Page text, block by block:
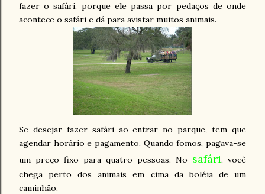
fazer o safári, porque ele passa por pedaços de onde
acontece o safári e dá para avistar muitos animais.
Se desejar fazer safári ao entrar no parque, tem que
agendar horário e pagamento. Quando fomos, pagava-se
um preço fixo para quatro pessoas. No safári, você
chega perto dos animais em cima da boléia de um
caminhão.